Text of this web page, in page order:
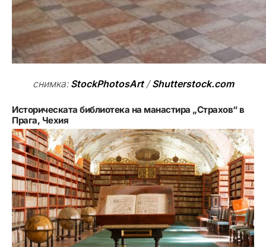
снимка:StockPhotosArt/Shutterstock.com
Историческата библиотека на манастира „Страхов“ в
Прага, Чехия